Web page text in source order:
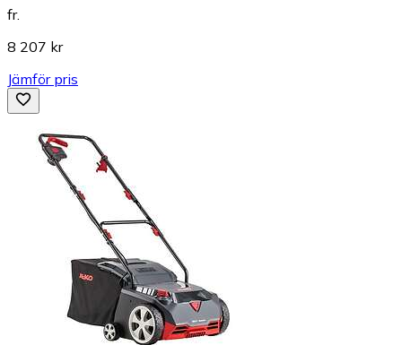
fr.
8 207 kr
Jämför pris